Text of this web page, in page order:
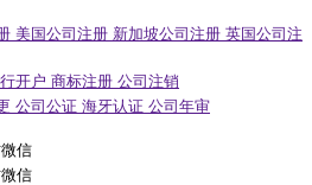
美国公司注册 新加坡公司注册 英国公司注
开户 商标注册 公司注销
公司公证 海牙认证 公司年审
信
信